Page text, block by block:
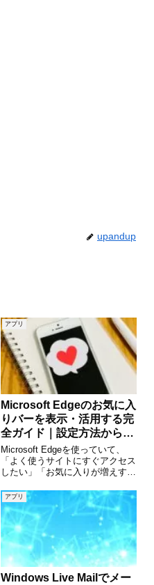
upandup
アプリ
Microsoft Edgeのお気に入
りバーを表示・活用する完
全ガイド｜設定方法から非
表示時の対処法まで徹底解
説
Microsoft Edgeを使っていて、
「よく使うサイトにすぐアクセス
したい」「お気に入りが増えすぎ
ありませんか。そんな悩みを解決
してくれるのが「お気に入りバ
ー」です。お気に入りバーを正し
く表示・設定すること
アプリ
Windows Live Mailでメー